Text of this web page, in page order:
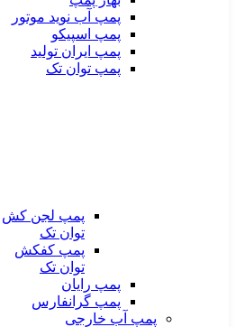
پمپ آب نوید موتور
پمپ اسپیکو
پمپ ایران تولید
پمپ توان تک
پمپ لجن کش
توان تک
پمپ کفکش
توان تک
پمپ رایان
پمپ گرانفارس
پمپ آب خارجی